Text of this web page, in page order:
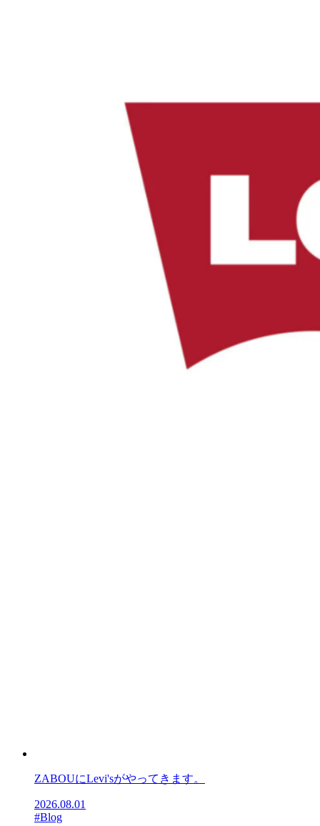
ZABOUにLevi'sがやってきます。
2026.08.01
#Blog